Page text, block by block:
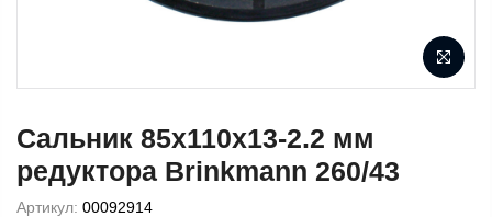
Сальник 85x110x13-2.2 мм
редуктора Brinkmann 260/43
Артикул: 00092914